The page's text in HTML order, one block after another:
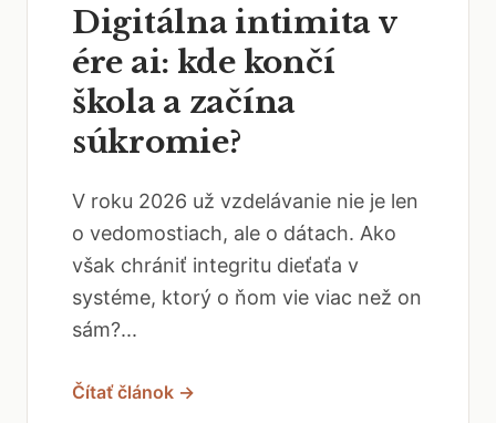
Digitálna intimita v
ére ai: kde končí
škola a začína
súkromie?
V roku 2026 už vzdelávanie nie je len
o vedomostiach, ale o dátach. Ako
však chrániť integritu dieťaťa v
systéme, ktorý o ňom vie viac než on
sám?...
Čítať článok →